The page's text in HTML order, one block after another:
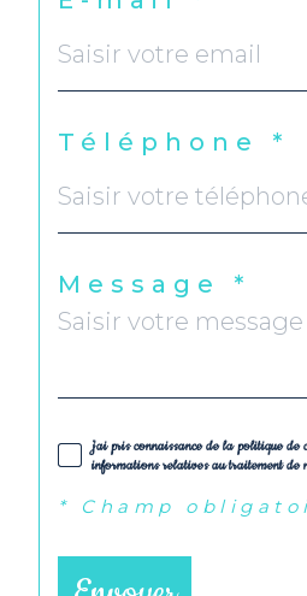
Téléphone *
Message *
j'ai pris connaissance de la politique de
informations relatives au traitement de
* Champ